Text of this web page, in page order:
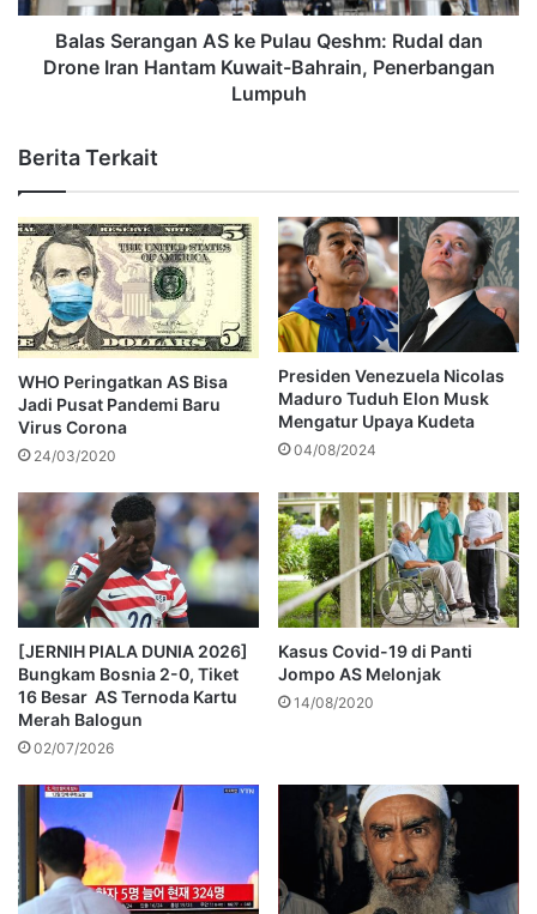
Balas Serangan AS ke Pulau Qeshm: Rudal dan
Drone Iran Hantam Kuwait-Bahrain, Penerbangan
Lumpuh
Berita Terkait
WHO Peringatkan AS Bisa
Jadi Pusat Pandemi Baru
Virus Corona
24/03/2020
Presiden Venezuela Nicolas
Maduro Tuduh Elon Musk
Mengatur Upaya Kudeta
04/08/2024
[JERNIH PIALA DUNIA 2026]
Bungkam Bosnia 2-0, Tiket
16 Besar AS Ternoda Kartu
Merah Balogun
02/07/2026
Kasus Covid-19 di Panti
Jompo AS Melonjak
14/08/2020